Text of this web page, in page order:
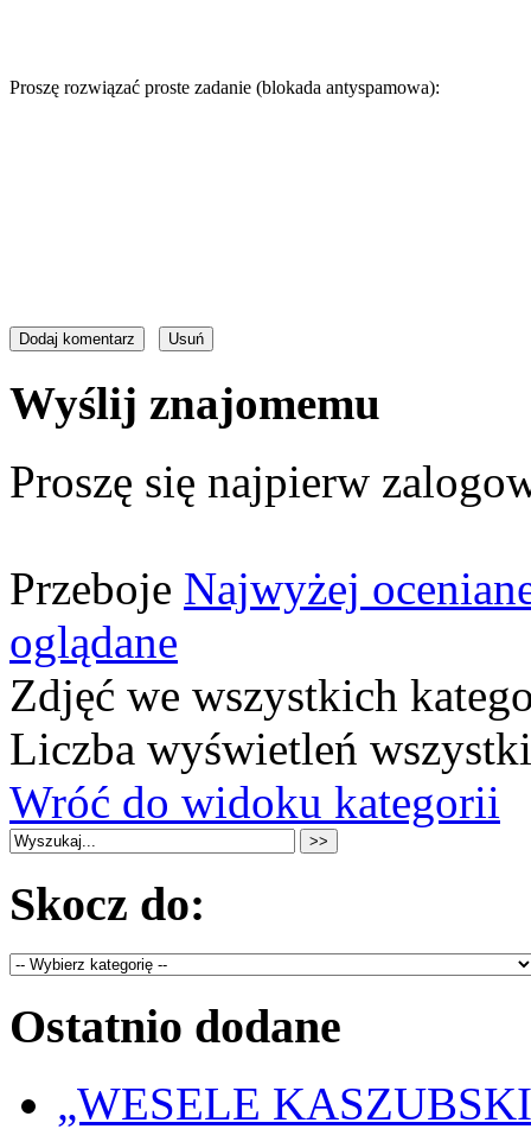
Proszę rozwiązać proste zadanie (blokada antyspamowa):
Wyślij znajomemu
Proszę się najpierw
Przeboje Najwyżej
oglądane
Zdjęć we wszystkich
Liczba wyświetleń
Wróć do widoku kategorii
Skocz do:
Ostatnio dodane
„WESELE